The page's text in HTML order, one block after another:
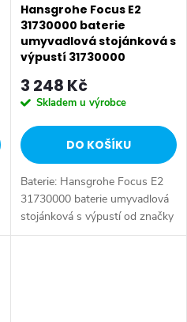
Hansgrohe Focus E2
31730000 baterie
umyvadlová stojánková s
výpustí 31730000
3 248 Kč
Skladem u výrobce
DO KOŠÍKU
Baterie: Hansgrohe Focus E2
31730000 baterie umyvadlová
stojánková s výpustí od značky
Hansgrohe. Série: Focus E2.